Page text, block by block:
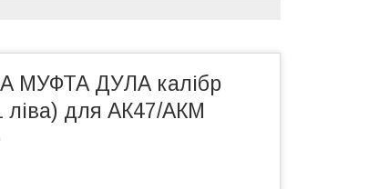
МУФТА ДУЛА калібр
ліва) для АК47/АКМ